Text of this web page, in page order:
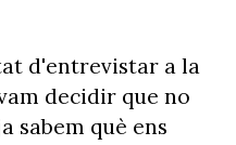
d'entrevistar a la
decidir que no
sabem què ens